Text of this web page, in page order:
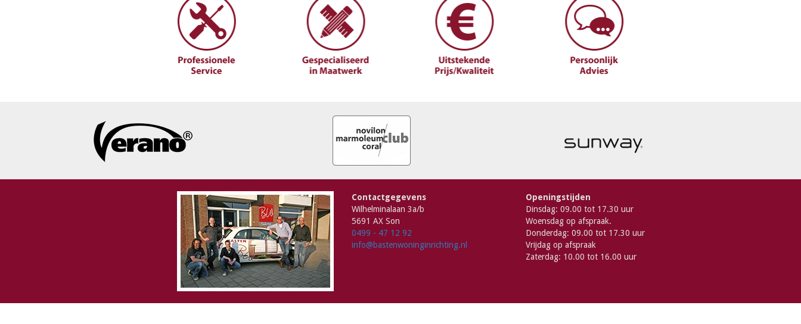
Contactgegevens
Wilhelminalaan 3a/b
5691 AX Son
0499 - 47 12 92
info@bastenwoninginrichting.nl
Openingstijden
Dinsdag: 09.00 tot 17.30 uur
Woensdag op afspraak.
Donderdag: 09.00 tot 17.30 uur
Vrijdag op afspraak
Zaterdag: 10.00 tot 16.00 uur